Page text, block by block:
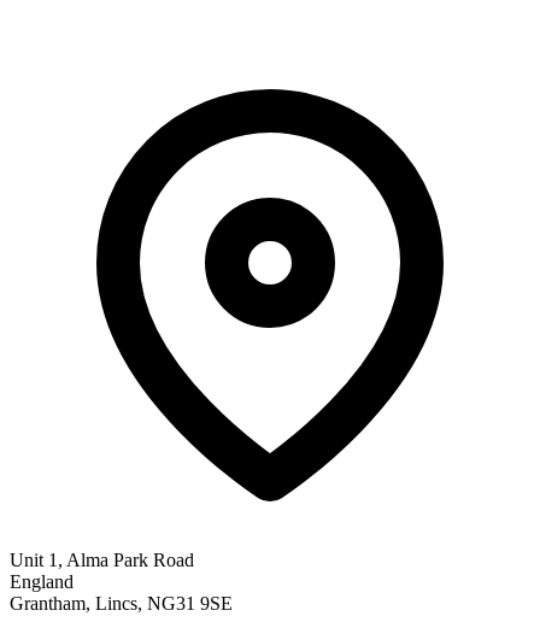
Unit 1, Alma Park Road
England
Grantham, Lincs, NG31 9SE